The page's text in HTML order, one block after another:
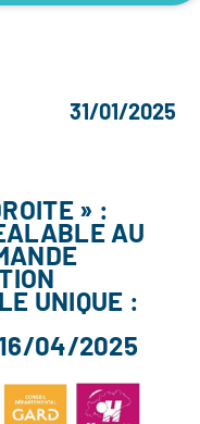
31/01/2025
» :
AU
UNIQUE :
04/2025